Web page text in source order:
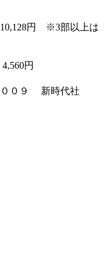
10,128円 ※3部以上は
円
００９ 新時代社